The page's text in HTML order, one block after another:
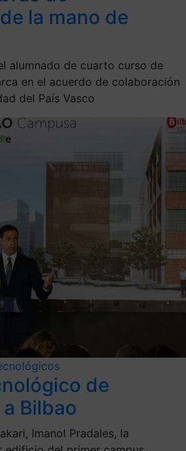
la mano de
alumnado de cuarto curso de
en el acuerdo de colaboración
del País Vasco
de
Bilbao
Imanol Pradales, la